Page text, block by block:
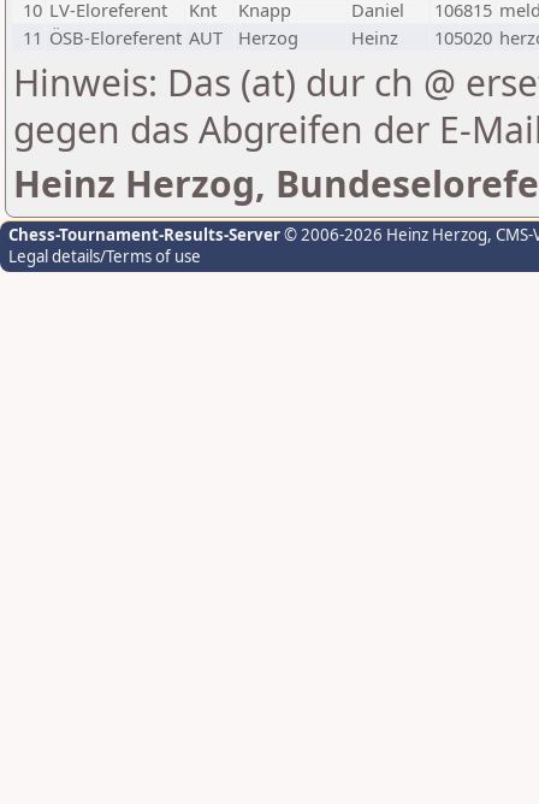
10 LV-Eloreferent Knt Knapp Daniel 106815
11 ÖSB-Eloreferent AUT Herzog Heinz 105020
Hinweis: Das (at) dur ch @
gegen das Abgreifen der E-
Heinz Herzog,
Chess-Tournament-Results-Server© 2006-2026 Heinz Herzog,
Legal details/Terms of use